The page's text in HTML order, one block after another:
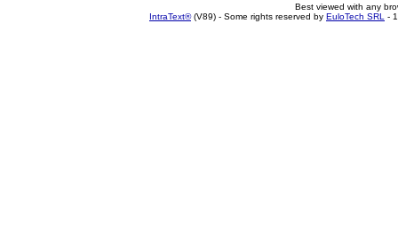
Best viewed with any
IntraText®(V89) - Some rights reserved by EuloTech SRL -